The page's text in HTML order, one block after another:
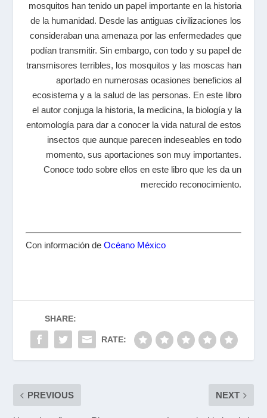
mosquitos han tenido un papel importante en la historia
de la humanidad. Desde las antiguas civilizaciones los
consideraban una amenaza por las enfermedades que
podían transmitir. Sin embargo, con todo y su papel de
transmisores terribles, los mosquitos y las moscas han
aportado en numerosas ocasiones beneficios al
ecosistema y a la salud de las personas. En este libro
el autor conjuga la historia, la medicina, la biología y la
entomología para dar a conocer la vida natural de estos
insectos que aunque parecen indeseables en todo
momento, sus aportaciones son muy importantes.
Conoce todo sobre ellos en este libro que les da un
merecido reconocimiento.
Con información de Océano México
SHARE:
RATE:
PREVIOUS NEXT